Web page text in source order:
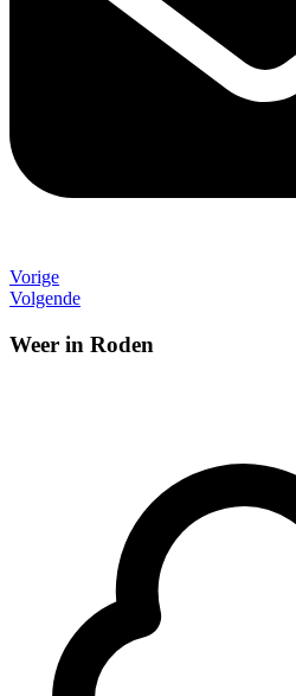
Vorige
Volgende
Weer in Roden